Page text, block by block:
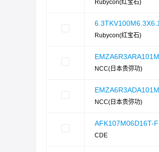
Rubycon(红宝石)
6.3TKV100M6.3X6.1
Rubycon(红宝石)
NCC(日本贵弥功)
NCC(日本贵弥功)
AFK107M06D16T-F
CDE